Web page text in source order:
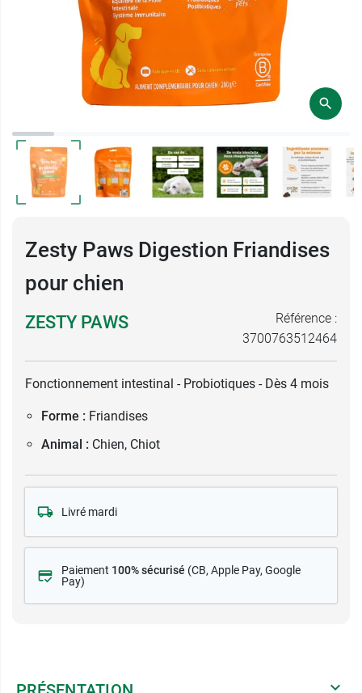
Zesty Paws Digestion Friandises
pour chien
ZESTY PAWS
Référence :
3700763512464
Fonctionnement intestinal - Probiotiques - Dès 4 mois
Forme : Friandises
Animal : Chien, Chiot
Livré mardi
Paiement 100% sécurisé (CB, Apple Pay, Google
Pay)